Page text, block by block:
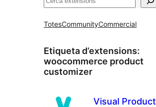
TotesCommunityCommercial
Etiqueta d’extensions:
woocommerce product
customizer
Visual Product